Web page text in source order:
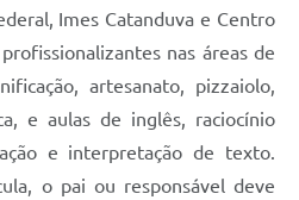
Imes Catanduva e Centro
nas áreas de
artesanato, pizzaiolo,
e aulas de inglês, raciocínio
e interpretação de texto.
o pai ou responsável deve